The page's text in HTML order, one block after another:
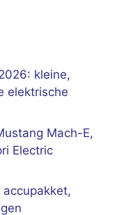
kleine,
elektrische
Mach-E,
Electric